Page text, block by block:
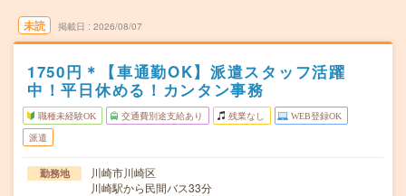
未読 掲載日 2026/08/07
1750円＊【車通勤OK】派遣スタッフ活躍
中！平日休める！カンタン事務
職種未経験OK 交通費別途支給あり 残業なし WEB登録OK
派遣
勤務地
川崎市川崎区
川崎駅から民間バス33分